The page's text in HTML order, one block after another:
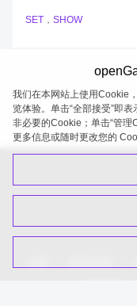
SET ， SHOW
openGauss 2026-08-05
我们在本网站上使用Cookie
览体验。单击“全部接受”即
非必要的Cookie；单击“管
更多信息或随时更改您的